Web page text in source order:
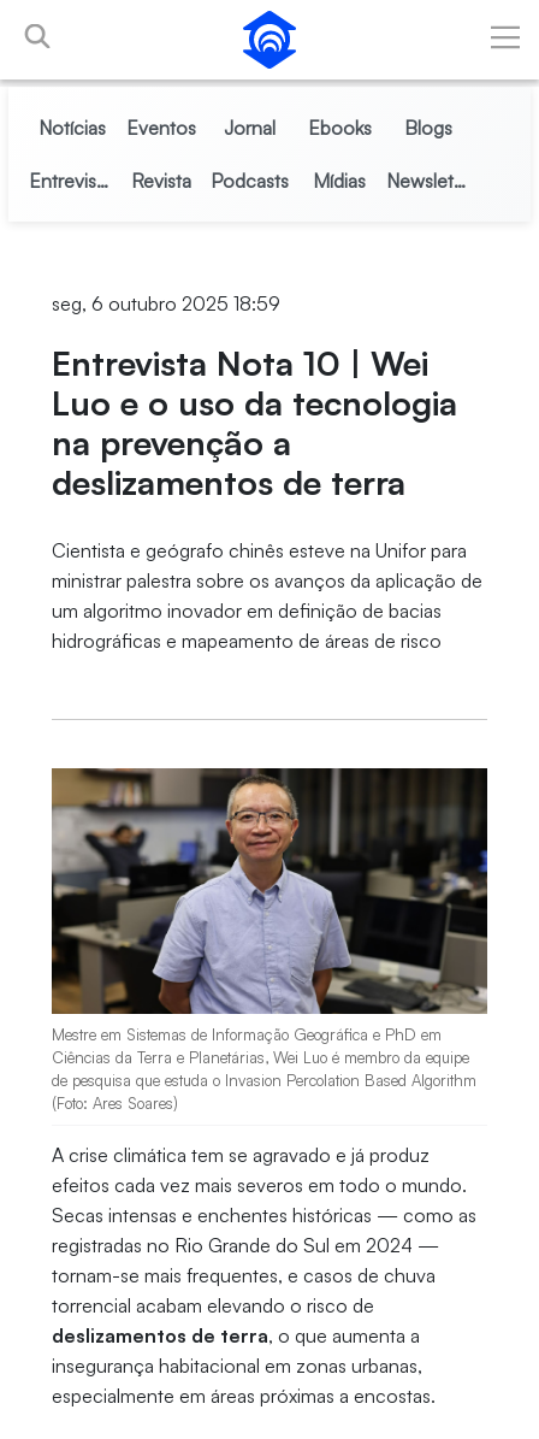
Pular para o Conteúdo principal
Notícias Eventos Jornal Ebooks Blogs
Entrevistas Revista Podcasts Mídias Newsletter
seg, 6 outubro 2025 18:59
Entrevista Nota 10 | Wei
Luo e o uso da tecnologia
na prevenção a
deslizamentos de terra
Cientista e geógrafo chinês esteve na Unifor para
ministrar palestra sobre os avanços da aplicação de
um algoritmo inovador em definição de bacias
hidrográficas e mapeamento de áreas de risco
Mestre em Sistemas de Informação Geográfica e PhD em
Ciências da Terra e Planetárias, Wei Luo é membro da equipe
de pesquisa que estuda o Invasion Percolation Based Algorithm
(Foto: Ares Soares)
A crise climática tem se agravado e já produz
efeitos cada vez mais severos em todo o mundo.
Secas intensas e enchentes históricas — como as
registradas no Rio Grande do Sul em 2024 —
tornam-se mais frequentes, e casos de chuva
torrencial acabam elevando o risco de
deslizamentos de terra, o que aumenta a
insegurança habitacional em zonas urbanas,
especialmente em áreas próximas a encostas.